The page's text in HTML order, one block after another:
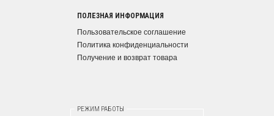
ПОЛЕЗНАЯ ИНФОРМАЦИЯ
Пользовательское соглашение
Политика конфиденциальности
Получение и возврат товара
РЕЖИМ РАБОТЫ